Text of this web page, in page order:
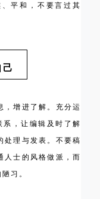
平和，不要言过其
，增进了解。充分运
，让编辑及时了解
处理与发表。不要稿
人士的风格做派，而
习。